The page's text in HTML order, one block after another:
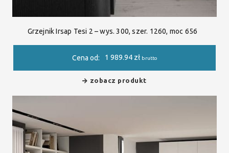
Grzejnik Irsap Tesi 2 – wys. 300, szer. 1260, moc 656
Cena od: 1 989.94 zł brutto
zobacz produkt